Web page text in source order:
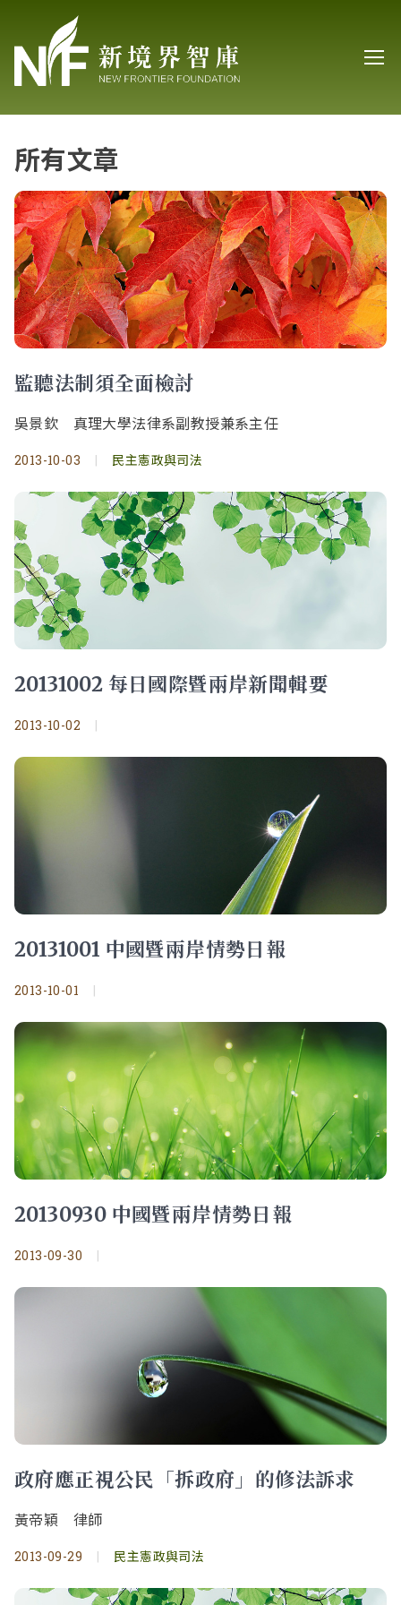
所有文章
監聽法制須全面檢討
吳景欽 真理大學法律系副教授兼系主任
2013-10-03 | 民主憲政與司法
20131002 每日國際暨兩岸新聞輯要
2013-10-02 |
20131001 中國暨兩岸情勢日報
2013-10-01 |
20130930 中國暨兩岸情勢日報
2013-09-30 |
政府應正視公民「拆政府」的修法訴求
黃帝穎 律師
2013-09-29 | 民主憲政與司法